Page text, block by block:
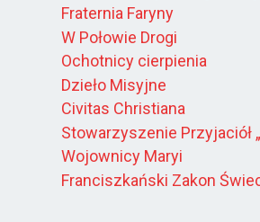
Fraternia Faryny
W Połowie Drogi
Ochotnicy cierpienia
Dzieło Misyjne
Civitas Christiana
Stowarzyszenie Przyjaciół
Wojownicy Maryi
Franciszkański Zakon